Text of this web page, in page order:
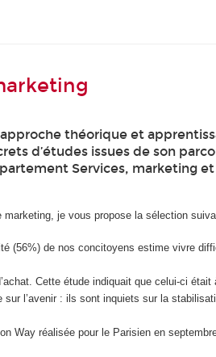
théorique et
d’études issues de son
Services, marketing
je vous propose la sélection
(56%) de nos concitoyens estime vivre
Cette étude indiquait que celui-ci était
l’avenir : ils sont inquiets sur la
Way réalisée pour le Parisien en